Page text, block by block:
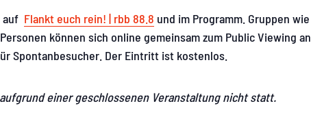
auf Flankt euch rein! | rbb 88.8 und im Programm. Gruppen
können sich online gemeinsam zum Public Viewing
Spontanbesucher. Der Eintritt ist kostenlos.
einer geschlossenen Veranstaltung nicht statt.